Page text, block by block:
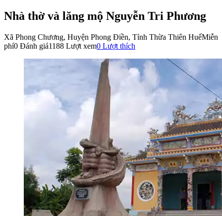
Nhà thờ và lăng mộ Nguyễn Tri Phương
Xã Phong Chương, Huyện Phong Điền, Tỉnh Thừa Thiên HuếMiễn
phí0 Đánh giá1188 Lượt xem0 Lượt thích